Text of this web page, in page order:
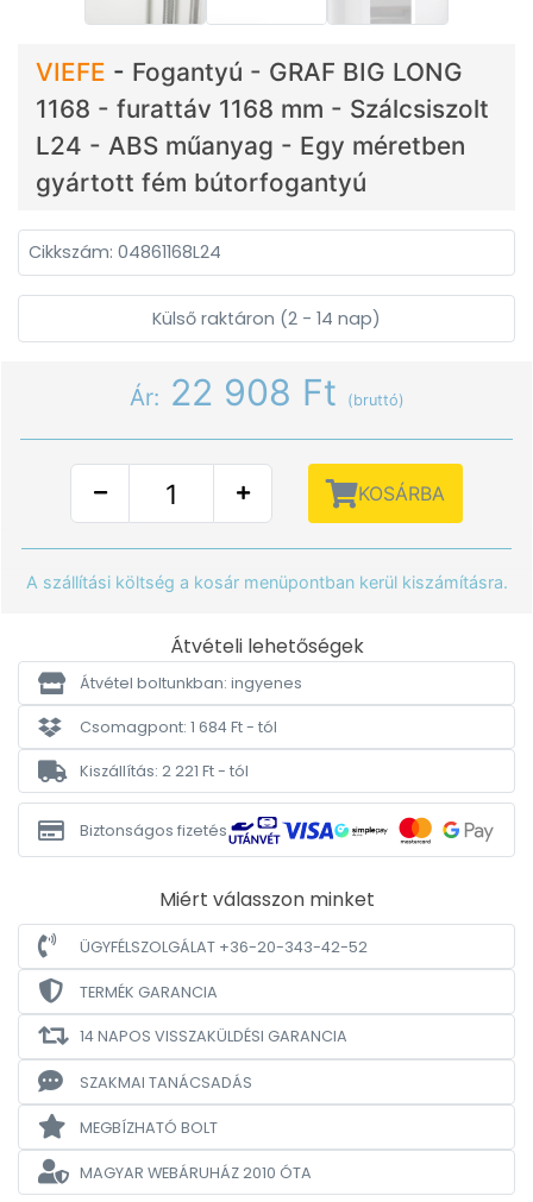
VIEFE - Fogantyú - GRAF BIG LONG
1168 - furattáv 1168 mm - Szálcsiszolt
L24 - ABS műanyag - Egy méretben
gyártott fém bútorfogantyú
Cikkszám: 04861168L24
Külső raktáron (2 - 14 nap)
Ár: 22 908 Ft (bruttó)
KOSÁRBA
A szállítási költség a kosár menüpontban kerül kiszámításra.
Átvételi lehetőségek
Átvétel boltunkban: ingyenes
Csomagpont: 1 684 Ft - tól
Kiszállítás: 2 221 Ft - tól
Biztonságos fizetés
Miért válasszon minket
ÜGYFÉLSZOLGÁLAT +36-20-343-42-52
TERMÉK GARANCIA
14 NAPOS VISSZAKÜLDÉSI GARANCIA
SZAKMAI TANÁCSADÁS
MEGBÍZHATÓ BOLT
MAGYAR WEBÁRUHÁZ2010 ÓTA